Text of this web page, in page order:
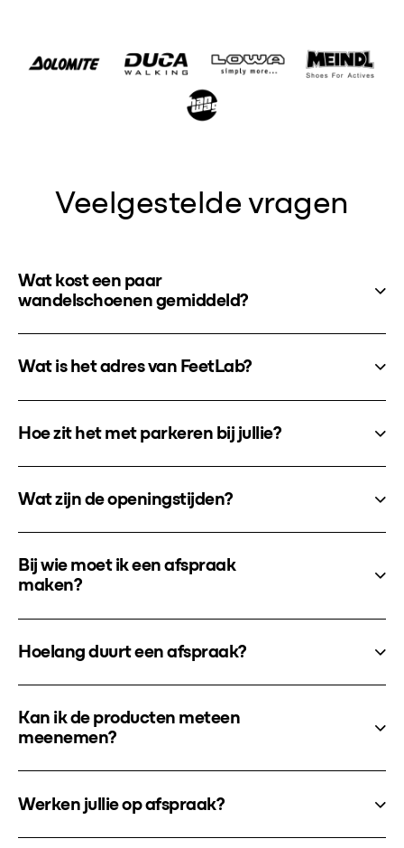
Veelgestelde vragen
Wat kost een paar
wandelschoenen gemiddeld?
Wat is het adres van FeetLab?
Hoe zit het met parkeren bij jullie?
Wat zijn de openingstijden?
Bij wie moet ik een afspraak
maken?
Hoelang duurt een afspraak?
Kan ik de producten meteen
meenemen?
Werken jullie op afspraak?